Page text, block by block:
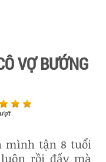
VỢ BƯỚNG
mình tận 8 tuổi
rồi đấy mà